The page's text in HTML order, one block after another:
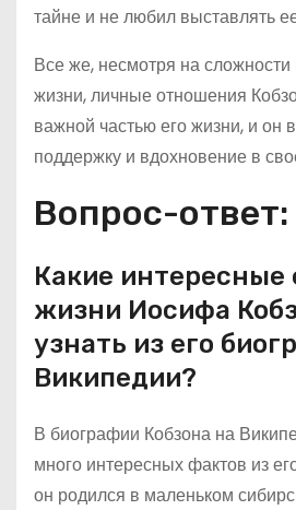
тайне и не любил выставлять
Все же, несмотря на сложности
жизни, личные отношения
важной частью его жизни, и он
поддержку и вдохновение в
Вопрос-ответ:
Какие интересные
жизни Иосифа
узнать из его
Википедии?
В биографии Кобзона на
много интересных фактов из
он родился в маленьком